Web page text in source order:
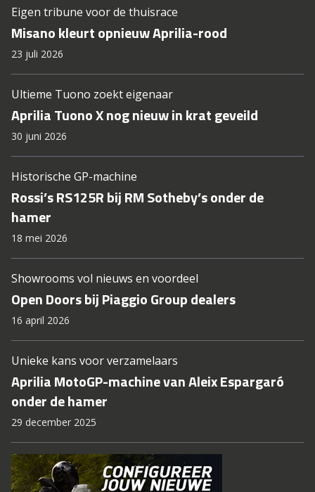
Eigen tribune voor de thuisrace
Misano kleurt opnieuw Aprilia-rood
23 juli 2026
Ultieme Tuono zoekt eigenaar
Aprilia Tuono X nog nieuw in krat geveild
30 juni 2026
Historische GP-machine
Rossi’s RS125R bij RM Sotheby’s onder de
hamer
18 mei 2026
Showrooms vol nieuws en voordeel
Open Doors bij Piaggio Group dealers
16 april 2026
Unieke kans voor verzamelaars
Aprilia MotoGP-machine van Aleix Espargaró
onder de hamer
29 december 2025